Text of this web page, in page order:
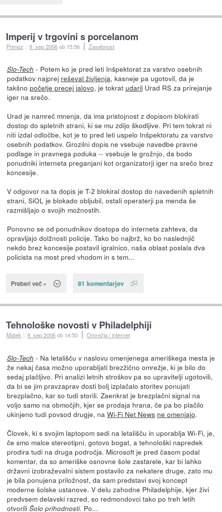
Imperij v trgovini s porcelanom
Primoz ::9. sep 2006ob 15:56 Zasebnost
Slo-Tech - Potem ko je pred leti Inšpektorat za varstvo osebnih
podatkov najprej reševal življenja, kasneje pa ugotovil, da je
takšno početje precej jalovo, je tokrat udaril Urad RS za prirejanje
iger na srečo.
Urad je namreč mnenja, da ima pristojnost z dopisom blokirati
dostop do spletnih strani, ki se mu zdijo škodljive. Pri tem tokrat ni
niti izdal odločbe, kot je to pred leti uspelo Inšpektoratu za varstvo
osebnih podatkov. Grozilni dopis ne vsebuje navedbe pravne
podlage in pravnega poduka -- vsebuje le grožnjo, da bodo
ponudniki interneta preganjani kot organizatorji iger na srečo brez
koncesije.
V odgovor na ta dopis je T-2 blokiral dostop do navedenih spletnih
strani, SiOL je blokado obljubil, ostali operaterji pa menda še
razmišljajo o svojih možnostih.
Ponovno se od ponudnikov dostopa do interneta zahteva, da
opravljajo dolžnosti policije. Tako bo najbrž, ko bo naslednjič
nekdo brez koncesije postavil igralnico, naša oblast poslala dva
policista na most pred vhodom in s tem...
Preberi več » 81 komentarjev
Tehnološke novosti v Philadelphiji
Matek ::9. sep 2006ob 14:50 Omrežja / internet
Slo-Tech - Na letališču v naslovu omenjenega ameriškega mesta je
že nekaj časa možno uporabljati brezžično omrežje, ki je bilo do
sedaj plačljivo. Pri analizi letnih stroškov pa so upravitelji ugotovili,
da bi se jim pravzaprav dosti bolj izplačalo storitev ponujati
brezplačno, kar so tudi storili. Zaenkrat je brezplačni signal na
voljo samo na območjih, kjer se prodaja hrana, če pa bo plačilo
ukinjeno tudi povsod drugje, na Wi-Fi Net News ne omenjajo.
Človek, ki s svojim laptopom sedi na letališču in uporablja Wi-Fi, je,
če smo malce stereotipni, gotovo bogat, a tehnološki napredek
prodira tudi na druga področja. Microsoft je pred časom podal
komentar, da so ameriške osnovne šole zastarele, kar bi lahko
državni izobraževalni sistem postavilo za nekatere druge, zato mu
je bila ponujena priložnost, da sam predstavi svoj koncept
moderne šolske ustanove. V delu zahodne Philadelphije, kjer živi
predvsem delavski razred, so redmondovci tako po treh letih
otvorili Šolo prihodnosti. Po...